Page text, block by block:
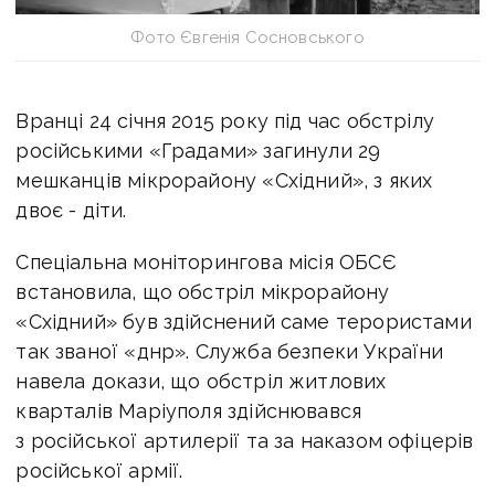
Фото Євгенія Сосновського
Вранці 24 січня 2015 року під час обстрілу
російськими «Градами» загинули 29
мешканців мікрорайону «Східний», з яких
двоє - діти.
Спеціальна моніторингова місія ОБСЄ
встановила, що обстріл мікрорайону
«Східний» був здійснений саме терористами
так званої «днр». Служба безпеки України
навела докази, що обстріл житлових
кварталів Маріуполя здійснювався
з російської артилерії та за наказом офіцерів
російської армії.